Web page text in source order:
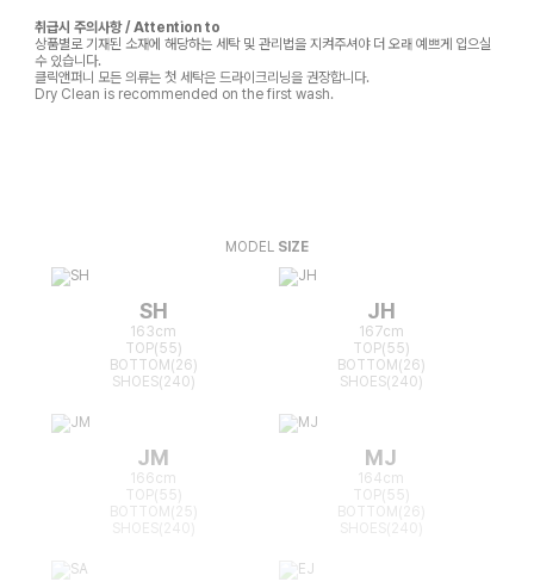
취급시 주의사항 / Attention to
상품별로 기재된 소재에 해당하는 세탁 및 관리법을 지켜주셔야 더 오래 예쁘게 입으실
수 있습니다.
클릭앤퍼니 모든 의류는 첫 세탁은 드라이크리닝을 권장합니다.
Dry Clean is recommended on the first wash.
MODEL SIZE
SH
163cm
TOP(55)
BOTTOM(26)
SHOES(240)
JH
167cm
TOP(55)
BOTTOM(26)
SHOES(240)
JM
166cm
TOP(55)
BOTTOM(25)
MJ
164cm
TOP(55)
BOTTOM(26)